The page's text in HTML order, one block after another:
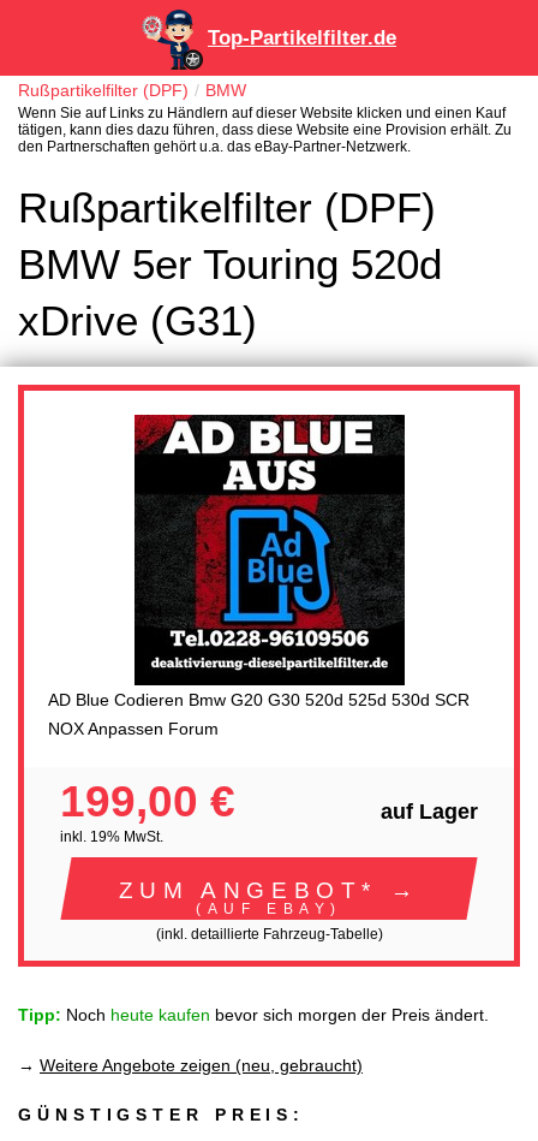
Top-Partikelfilter.de
Rußpartikelfilter (DPF) BMW
Wenn Sie auf Links zu Händlern auf dieser Website klicken und einen Kauf
tätigen, kann dies dazu führen, dass diese Website eine Provision erhält. Zu
den Partnerschaften gehört u.a. das eBay-Partner-Netzwerk.
Rußpartikelfilter (DPF)
BMW 5er Touring 520d
xDrive (G31)
AD Blue Codieren Bmw G20 G30 520d 525d 530d SCR
NOX Anpassen Forum
199,00 €
inkl. 19% MwSt.
auf Lager
ZUM ANGEBOT* →
(AUF EBAY)
(inkl. detaillierte Fahrzeug-Tabelle)
Tipp: Noch heute kaufen bevor sich morgen der Preis ändert.
→ Weitere Angebote zeigen (neu, gebraucht)
GÜNSTIGSTER PREIS: